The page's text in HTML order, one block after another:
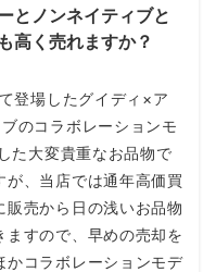
とノンネイティブと
高く売れますか？
登場したグイディ×ア
のコラボレーションモ
た大変貴重なお品物で
、当店では通年高価買
売から日の浅いお品物
ますので、早めの売却を
かコラボレーションモデ